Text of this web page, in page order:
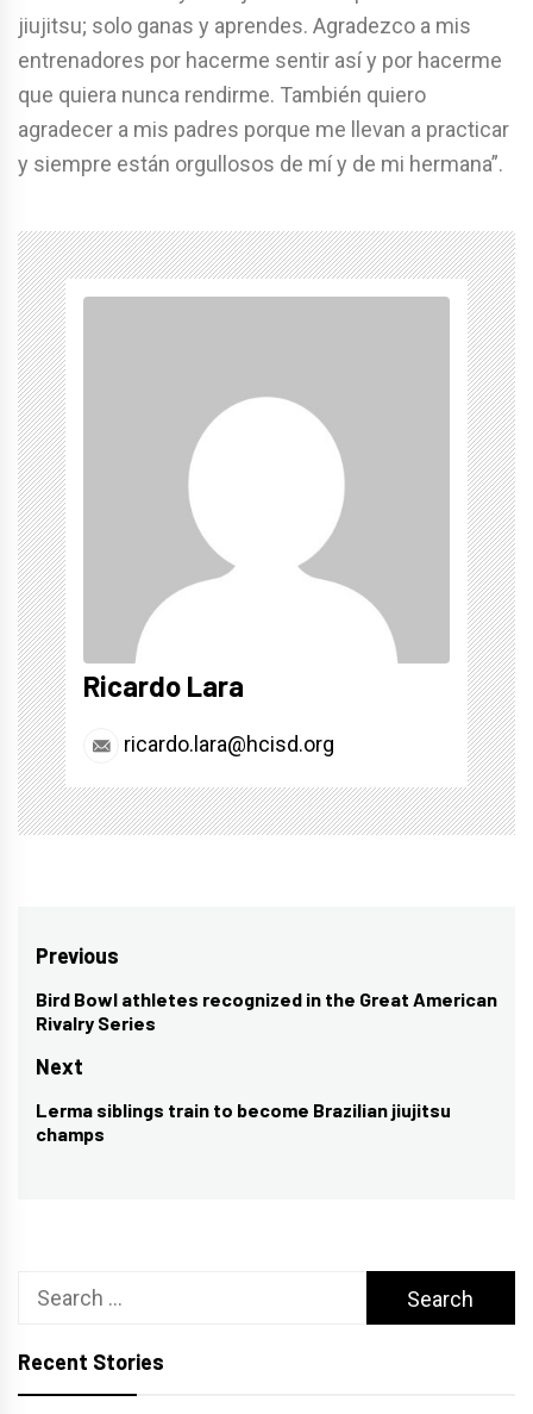
jiujitsu; solo ganas y aprendes. Agradezco a mis
entrenadores por hacerme sentir así y por hacerme
que quiera nunca rendirme. También quiero
agradecer a mis padres porque me llevan a practicar
y siempre están orgullosos de mí y de mi hermana”.
Ricardo Lara
ricardo.lara@hcisd.org
Post
navigation
Previous
Previous
post:
Bird Bowl athletes recognized in the Great American
Rivalry Series
Next
Next
post:
Lerma siblings train to become Brazilian jiujitsu
champs
Search
Recent Stories